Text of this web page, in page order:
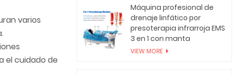
varios
el cuidado de
Máquina profesional de
drenaje linfático por
presoterapia infrarroja EMS
3 en 1 con manta
VIEW MORE